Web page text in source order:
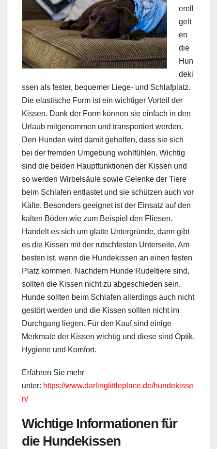
erell
gelt
en
die
Hun
deki
ssen als fester, bequemer Liege- und Schlafplatz.
Die elastische Form ist ein wichtiger Vorteil der
Kissen. Dank der Form können sie einfach in den
Urlaub mitgenommen und transportiert werden.
Den Hunden wird damit geholfen, dass sie sich
bei der fremden Umgebung wohlfühlen. Wichtig
sind die beiden Hauptfunktionen der Kissen und
so werden Wirbelsäule sowie Gelenke der Tiere
beim Schlafen entlastet und sie schützen auch vor
Kälte. Besonders geeignet ist der Einsatz auf den
kalten Böden wie zum Beispiel den Fliesen.
Handelt es sich um glatte Untergründe, dann gibt
es die Kissen mit der rutschfesten Unterseite. Am
besten ist, wenn die Hundekissen an einen festen
Platz kommen. Nachdem Hunde Rudeltiere sind,
sollten die Kissen nicht zu abgeschieden sein.
Hunde sollten beim Schlafen allerdings auch nicht
gestört werden und die Kissen sollten nicht im
Durchgang liegen. Für den Kauf sind einige
Merkmale der Kissen wichtig und diese sind Optik,
Hygiene und Komfort.
Erfahren Sie mehr
unter: https://www.darlinglittleplace.de/hundekisse
n/
Wichtige Informationen für
die Hundekissen